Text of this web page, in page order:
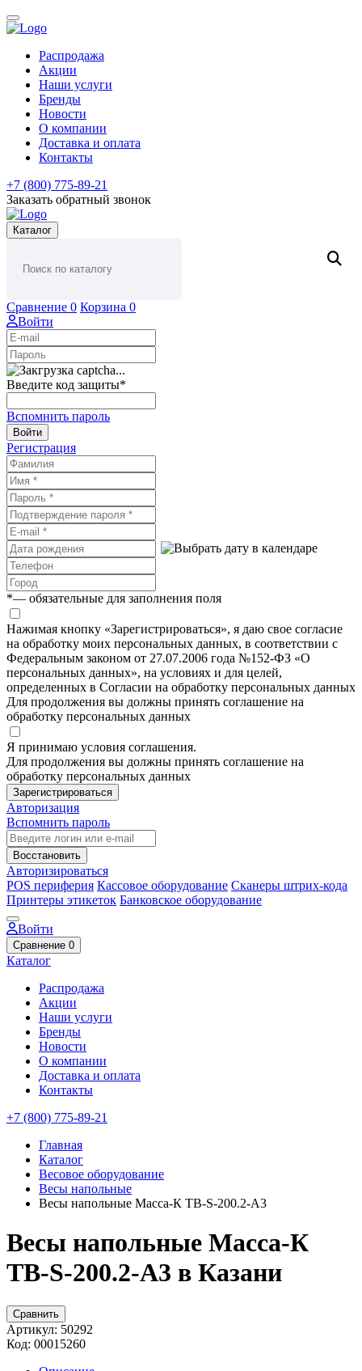
Распродажа
Акции
Наши услуги
Бренды
Новости
О компании
Доставка и оплата
Контакты
+7 (800) 775-89-21
Заказать обратный звонок
Каталог
Сравнение 0 Корзина 0
Войти
Введите код защиты*
Вспомнить пароль
Войти
Регистрация
*— обязательные для заполнения поля
Нажимая кнопку «Зарегистрироваться», я даю свое согласие
на обработку моих персональных данных, в соответствии с
Федеральным законом от 27.07.2006 года №152-ФЗ «О
персональных данных», на условиях и для целей,
определенных в Согласии на обработку персональных данных
Для продолжения вы должны принять соглашение на
обработку персональных данных
Я принимаю условия соглашения.
Для продолжения вы должны принять соглашение на
обработку персональных данных
Зарегистрироваться
Авторизация
Вспомнить пароль
Восстановить
Авторизироваться
POS периферия Кассовое оборудование Сканеры штрих-кода
Принтеры этикеток Банковское оборудование
Войти
Сравнение 0
Каталог
Распродажа
Акции
Наши услуги
Бренды
Новости
О компании
Доставка и оплата
Контакты
+7 (800) 775-89-21
Главная
Каталог
Весовое оборудование
Весы напольные
Весы напольные Масса-К TB-S-200.2-A3
Весы напольные Масса-К
TB-S-200.2-A3 в Казани
Сравнить
Артикул: 50292
Код: 00015260